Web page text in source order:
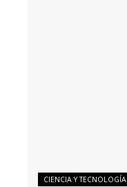
CIENCIA Y TECNOLOGÍA